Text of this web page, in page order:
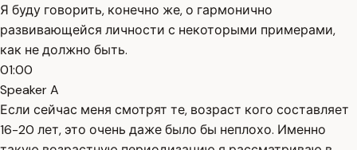
Я буду говорить, конечно же, о гармонично
развивающейся личности с некоторыми примерами,
как не должно быть.
01:00
Speaker A
Если сейчас меня смотрят те, возраст кого составляет
16-20 лет, это очень даже было бы неплохо. Именно